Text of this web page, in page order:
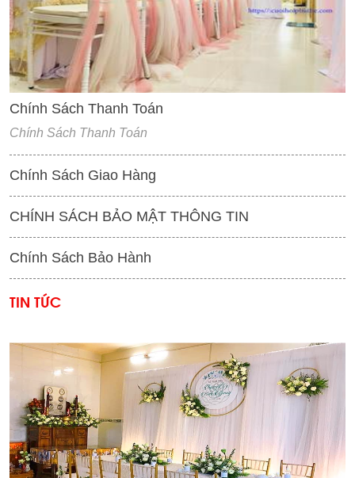
Chính Sách Thanh Toán
Chính Sách Thanh Toán
Chính Sách Giao Hàng
CHÍNH SÁCH BẢO MẬT THÔNG TIN
Chính Sách Bảo Hành
TIN TỨC
'